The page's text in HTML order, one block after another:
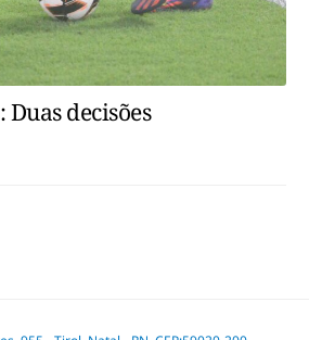
decisões